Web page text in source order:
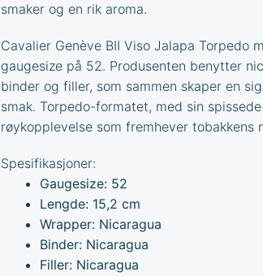
smaker og en rik aroma.
Cavalier Genève BII Viso Jalapa Torpedo
gaugesize på 52. Produsenten benytter
binder og filler, som sammen skaper en
smak. Torpedo-formatet, med sin
røykopplevelse som fremhever tobakkens
Spesifikasjoner:
Gaugesize: 52
Lengde: 15,2 cm
Wrapper: Nicaragua
Binder: Nicaragua
Filler: Nicaragua